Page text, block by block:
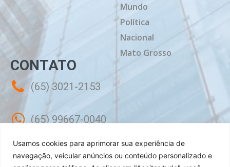
Usamos cookies para aprimorar sua experiência de
navegação, veicular anúncios ou conteúdo personalizado e
Mundo
Política
Nacional
Mato Grosso
CONTATO
(65) 3021-2153
(65) 99667-0040
contato@mtdiario.com.br